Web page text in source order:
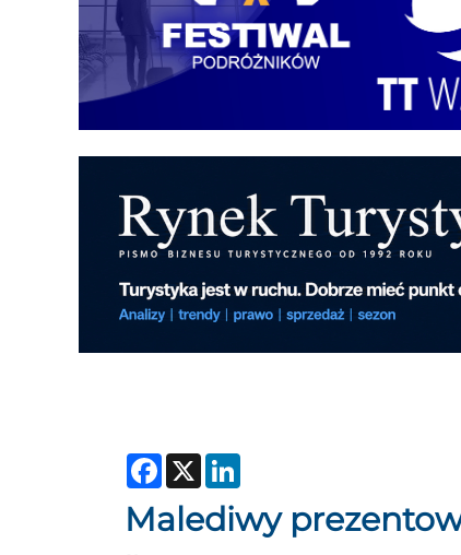
Facebook
X
Malediwy